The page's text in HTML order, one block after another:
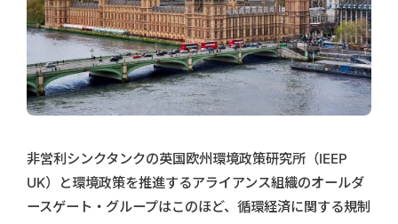
非営利シンクタンクの英国欧州環境政策研究所（IEEP
UK）と環境政策を推進するアライアンス組織のオールダ
ースゲート・グループはこのほど、循環経済に関する規制